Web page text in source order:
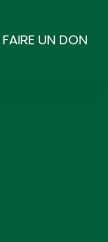
FAIRE UN DON